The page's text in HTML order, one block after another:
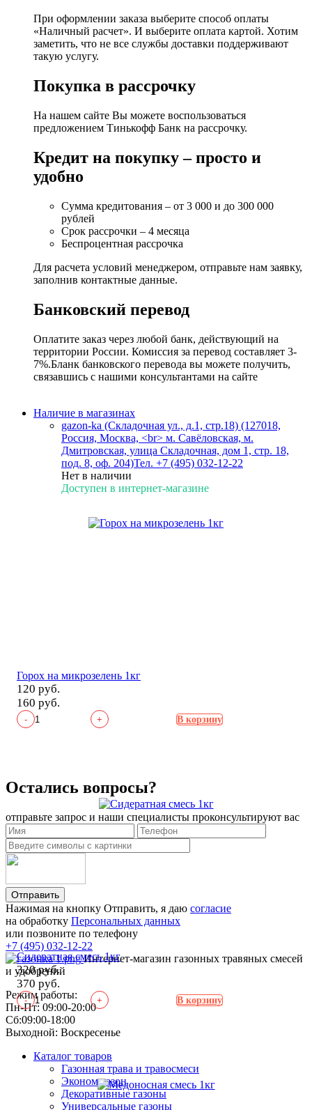
При оформлении заказа выберите способ оплаты
«Наличный расчет». И выберите оплата картой. Хотим
заметить, что не все службы доставки поддерживают
такую услугу.
Покупка в рассрочку
На нашем сайте Вы можете воспользоваться
предложением Тинькофф Банк на рассрочку.
Кредит на покупку – просто и
удобно
Сумма кредитования – от 3 000 и до 300 000
рублей
Срок рассрочки – 4 месяца
Беспроцентная рассрочка
Для расчета условий менеджером, отправьте нам заявку,
заполнив контактные данные.
Банковский перевод
Оплатите заказ через любой банк, действующий на
территории России. Комиссия за перевод составляет 3-
7%.Бланк банковского перевода вы можете получить,
связавшись с нашими консультантами на сайте
Наличие в магазинах
gazon-ka (Складочная ул., д.1, стр.18) (127018,
Россия, Москва, <br> м. Савёловская, м.
Дмитровская, улица Складочная, дом 1, стр. 18,
под. 8, оф. 204)Тел. +7 (495) 032-12-22
Нет в наличии
Доступен в интернет-магазине
Горох на микрозелень 1кг
120 руб.
160 руб.
- + В корзину
Сидератная смесь 1кг
320 руб.
370 руб.
- + В корзину
Остались вопросы?
отправьте запрос и наши специалисты проконсультируют вас
Отправить
Нажимая на кнопку Отправить, я даю согласие
на обработку Персональных данных
или позвоните по телефону
+7 (495) 032-12-22
Интернет-магазин газонных травяных смесей
и удобрений
Режим работы:
Пн-Пт: 09:00-20:00
Сб:09:00-18:00
Выходной: Воскресенье
Каталог товаров
Газонная трава и травосмеси
Эконом газон
Декоративные газоны
Универсальные газоны